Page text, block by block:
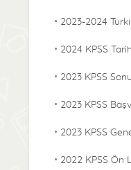
2023-2024
2024 KPSS
2023 KPSS
2023 KPSS
2023 KPSS
2022 KPSS Ön